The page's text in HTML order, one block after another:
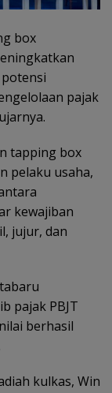
box
pajak
tapping box
pelaku usaha,
kewajiban
jujur, dan
pajak PBJT
berhasil
kulkas, Win